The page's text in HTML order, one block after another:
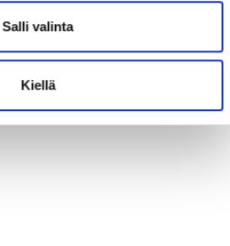
Salli valinta
Kiellä